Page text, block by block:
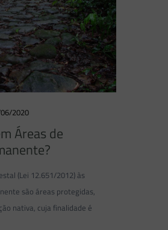
2020
Áreas de
(Lei 12.651/2012) às
são áreas protegidas,
nativa, cuja finalidade é